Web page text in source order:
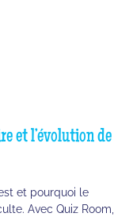
et l’évolution de
et pourquoi le
Avec Quiz Room,